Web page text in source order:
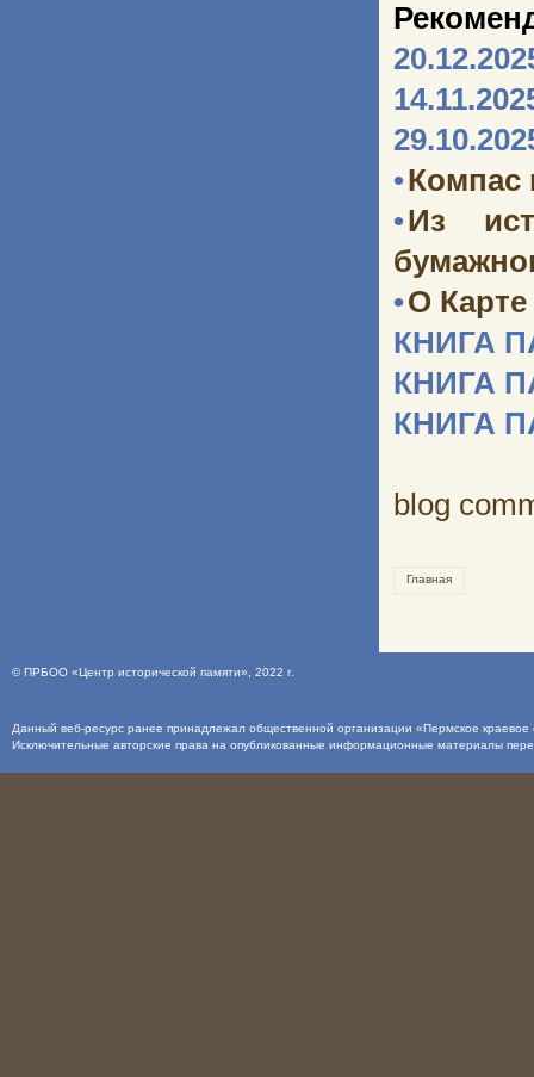
•Компас
•Из
•О
КНИГА
КНИГА
КНИГА
blog
Главная
©ПРБОО «Центр исторической памяти» , 2022 г.
Данный веб-ресурс ранее принадлежал общественной организации «Пермское
Исключительные авторские права на опубликованные информационные материалы